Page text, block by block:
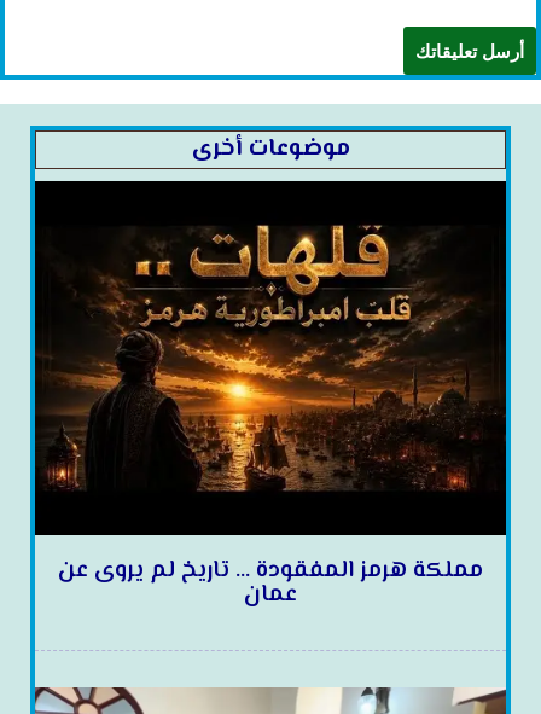
موضوعات أخرى
مملكة هرمز المفقودة … تاريخ لم يروى عن
عمان